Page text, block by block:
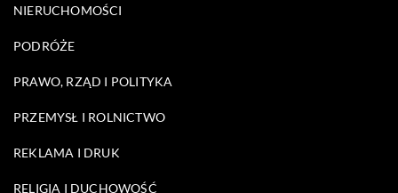
NIERUCHOMOŚCI
PODRÓŻE
PRAWO, RZĄD I POLITYKA
PRZEMYSŁ I ROLNICTWO
REKLAMA I DRUK
RELIGIA I DUCHOWOŚĆ